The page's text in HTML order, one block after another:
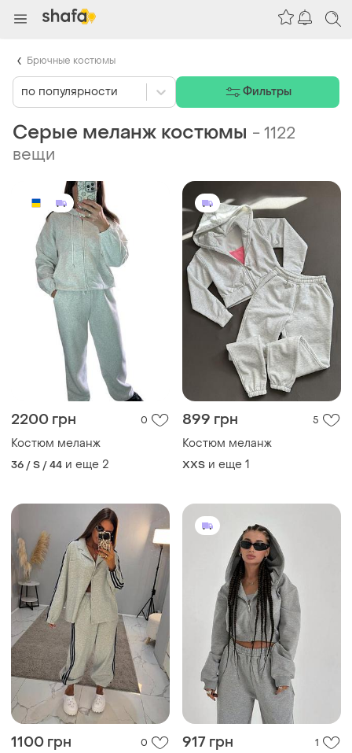
Серые меланж костюмы -1122
вещи
2200 грн 0
Костюм меланж
36 / S / 44 и еще 2
899 грн 5
Костюм меланж
XХS и еще 1
1100 грн 0 917 грн 1
по популярности Фильтры
Брючные костюмы